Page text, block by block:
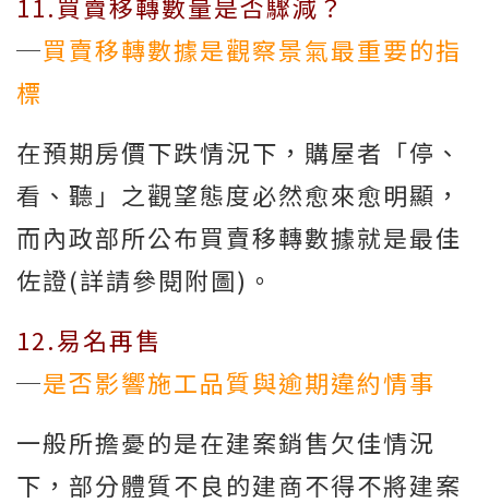
─買賣移轉數據是觀察景氣最重要的指
標
在預期房價下跌情況下，購屋者「停、
看、聽」之觀望態度必然愈來愈明顯，
而內政部所公布買賣移轉數據就是最佳
佐證(詳請參閱附圖)。
12.易名再售
─是否影響施工品質與逾期違約情事
一般所擔憂的是在建案銷售欠佳情況
下，部分體質不良的建商不得不將建案